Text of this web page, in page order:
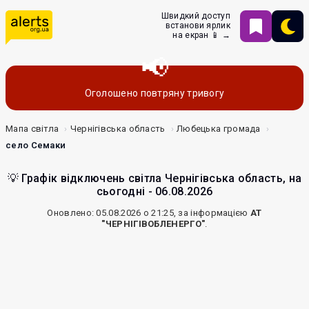
Швидкий доступ
встанови ярлик
на екран 📱 →
Оголошено повтряну тривогу
Мапа світла Чернігівська область
Любецька громада
село Семаки
💡 Графік відключень світла Чернігівська область, на
сьогодні - 06.08.2026
Оновлено: 05.08.2026 о 21:25, за інформацією АТ
"ЧЕРНІГІВОБЛЕНЕРГО".